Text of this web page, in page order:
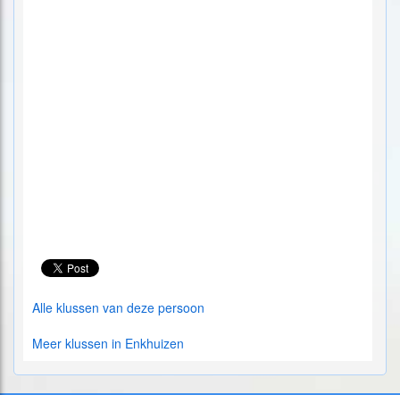
Alle klussen van deze persoon
Meer klussen in Enkhuizen